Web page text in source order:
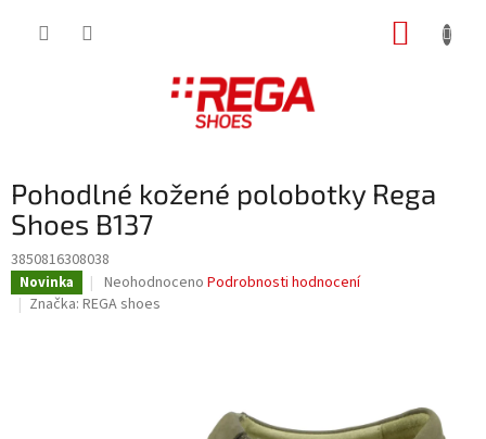
Pohodlné kožené polobotky Rega
Shoes B137
3850816308038
Novinka
Průměrné
hodnocení
Neohodnoceno Podrobnosti hodnocení
Značka: REGA shoes